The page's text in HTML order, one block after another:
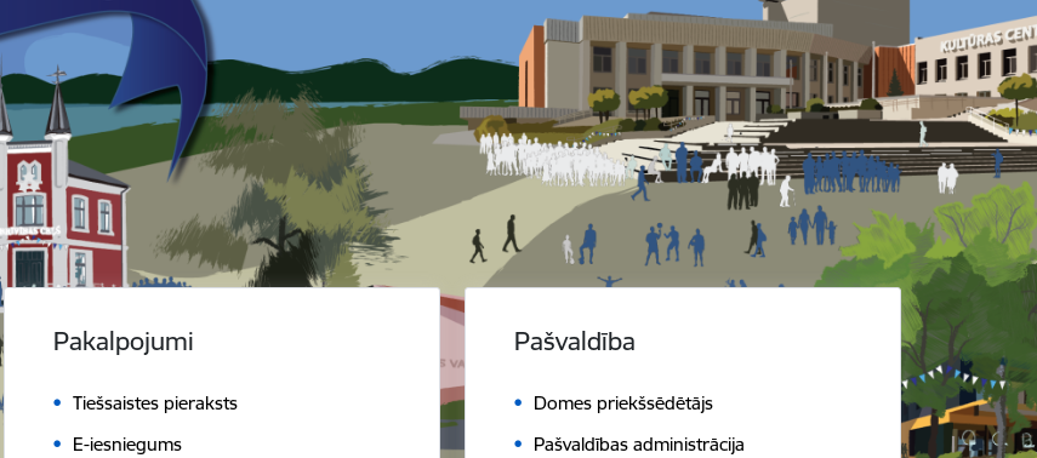
Pakalpojumi
Tiešsaistes pieraksts
E-iesniegums
Pašvaldība
Domes priekšsēdētājs
Pašvaldības administrācija